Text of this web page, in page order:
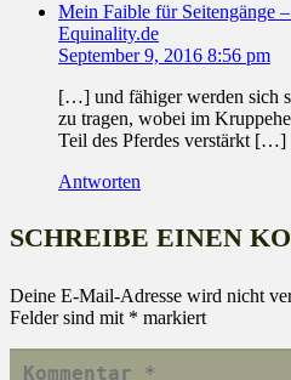
Mein Faible für Seitengänge
Equinality.de
September 9, 2016 8:56 pm
[…] und fähiger werden sich
zu tragen, wobei im
Teil des Pferdes verstärkt […]
Antworten
SCHREIBE EINEN
Deine E-Mail-Adresse wird nicht
Felder sind mit * markiert